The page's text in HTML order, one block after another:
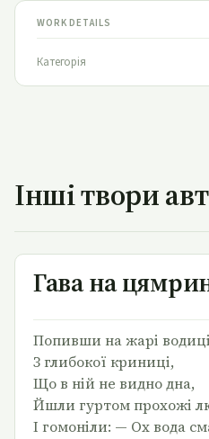
WORK DETAILS
Категорія
Інші твори
Гава на
Гава на
Попивши на жарі водиці
З глибокої криниці,
Що в ній не видно дна,
Йшли гуртом прохожі
І гомоніли: — Ох вода